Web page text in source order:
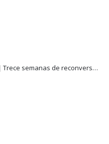
Un Viaje al Pasado | Trece semanas de reconversión